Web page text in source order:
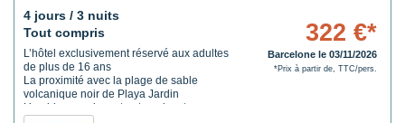
4 jours / 3 nuits
Tout compris
L’hôtel exclusivement réservé aux adultes
de plus de 16 ans
La proximité avec la plage de sable
volcanique noir de Playa Jardin
L’ambiance relaxante et apaisante
322 €*
Barcelone le 03/11/2026
*Prix à partir de, TTC/pers.